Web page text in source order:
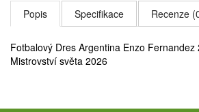
Popis Specifikace Recenze
Fotbalový Dres Argentina Enzo Fernandez
Mistrovství světa 2026